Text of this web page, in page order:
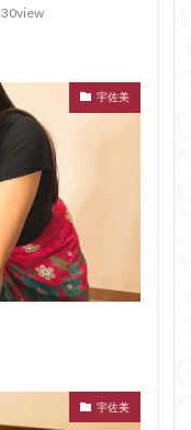
30view
宇佐美
宇佐美